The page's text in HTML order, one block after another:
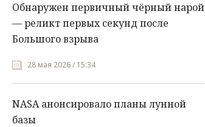
Обнаружен первичный чёрный нарой
— реликт первых секунд после
Большого взрыва
28 мая 2026 / 15:34
NASA анонсировало планы лунной
базы